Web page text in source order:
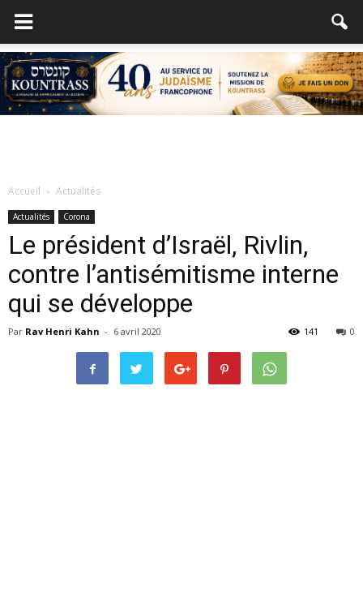
Accueil Actualités
Actualités Corona
Le président d’Israël, Rivlin,
contre l’antisémitisme interne
qui se développe
Par Rav Henri Kahn - 6 avril 2020 0
141